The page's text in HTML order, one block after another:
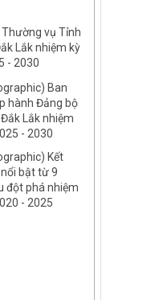
Thường vụ Tỉnh
Lắk nhiệm kỳ
- 2030
Ban
hành Đảng bộ
Lắk nhiệm
- 2030
Kết
bật từ 9
đột phá nhiệm
- 2025